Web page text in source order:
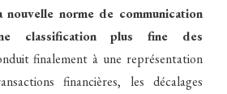
norme de communication
classification plus fine des
finalement à une représentation
financières, les décalages